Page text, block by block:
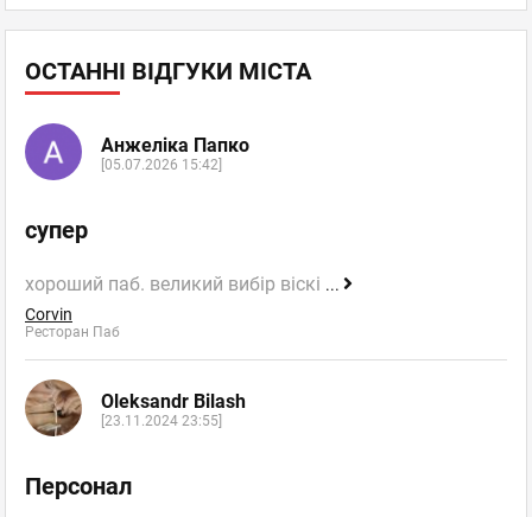
ОСТАННІ ВІДГУКИ МІСТА
Анжеліка Папко
[05.07.2026 15:42]
супер
хороший паб. великий вибір віскі ...
Corvin
Ресторан Паб
Oleksandr Bilash
[23.11.2024 23:55]
Персонал